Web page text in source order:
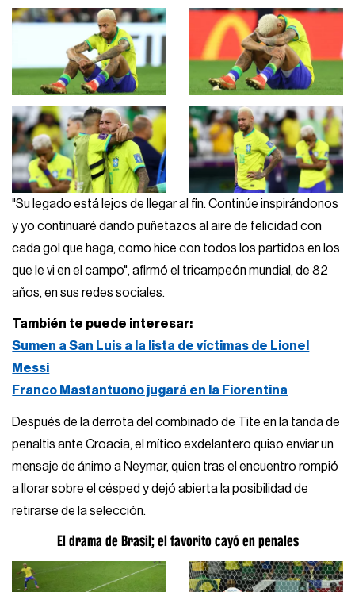
"Su legado está lejos de llegar al fin. Continúe inspirándonos
y yo continuaré dando puñetazos al aire de felicidad con
cada gol que haga, como hice con todos los partidos en los
que le vi en el campo", afirmó el tricampeón mundial, de 82
años, en sus redes sociales.
También te puede interesar:
Sumen a San Luis a la lista de víctimas de Lionel
Messi
Franco Mastantuono jugará en la Fiorentina
Después de la derrota del combinado de Tite en la tanda de
penaltis ante Croacia, el mítico exdelantero quiso enviar un
mensaje de ánimo a Neymar, quien tras el encuentro rompió
a llorar sobre el césped y dejó abierta la posibilidad de
retirarse de la selección.
El drama de Brasil; el favorito cayó en penales